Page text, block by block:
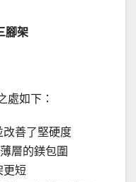
腳架
處如下：
改善了堅硬度
層的鎂包圍
更短